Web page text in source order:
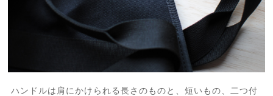
ハンドルは肩にかけられる長さのものと、短いもの、二つ付